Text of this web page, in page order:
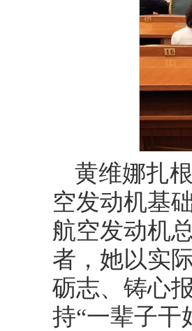
黄维娜扎
空发动机基
航空发动机
者，她以实
砺志、铸心
持“一辈子干